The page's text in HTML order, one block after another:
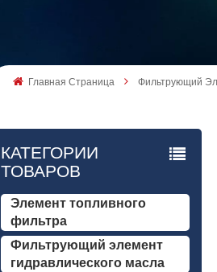
Главная Страница Фильтрующий
КАТЕГОРИИ
ТОВАРОВ
Элемент топливного
фильтра
Фильтрующий элемент
гидравлического масла